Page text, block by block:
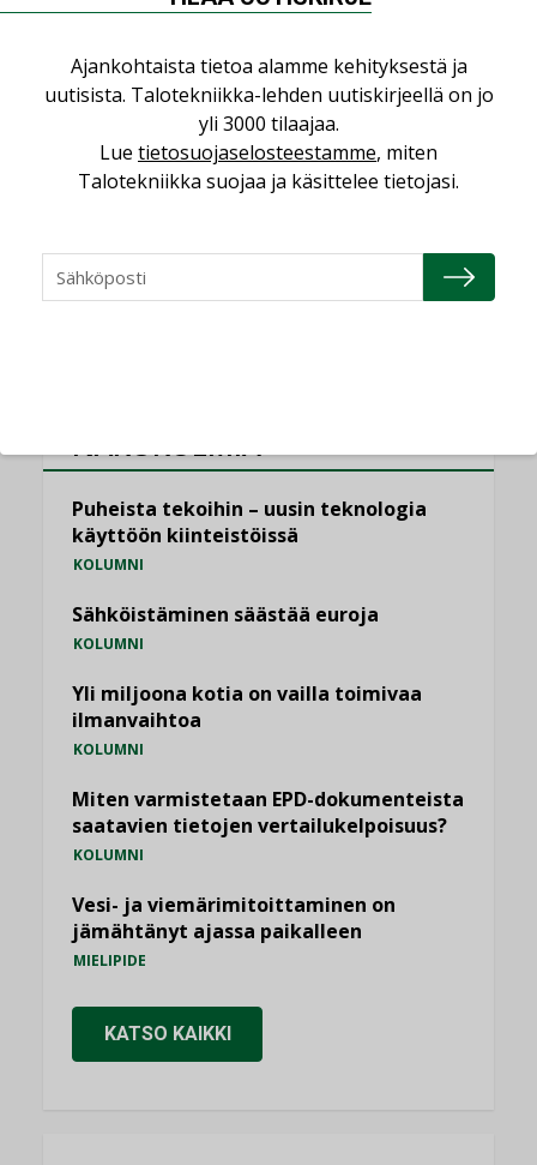
erilliset teknologiat tuodaan yhteen”
Kaivamattomat menetelmät
vakiinnuttavat asemansa taloyhtiöissä
LEHDEN ARTIKKELIT TILAAJILLE
Puutteellinen eristys lisää lämpöhäviöitä
KATSO KAIKKI
NÄKÖKULMIA
Puheista tekoihin – uusin teknologia
käyttöön kiinteistöissä
KOLUMNI
Sähköistäminen säästää euroja
KOLUMNI
Yli miljoona kotia on vailla toimivaa
ilmanvaihtoa
KOLUMNI
Miten varmistetaan EPD-dokumenteista
saatavien tietojen vertailukelpoisuus?
KOLUMNI
Vesi- ja viemärimitoittaminen on
jämähtänyt ajassa paikalleen
MIELIPIDE
KATSO KAIKKI
Ajankohtaista tietoa alamme kehityksestä ja
uutisista. Talotekniikka-lehden uutiskirjeellä on jo
yli 3000 tilaajaa.
Lue tietosuojaselosteestamme, miten
Talotekniikka suojaa ja käsittelee tietojasi.